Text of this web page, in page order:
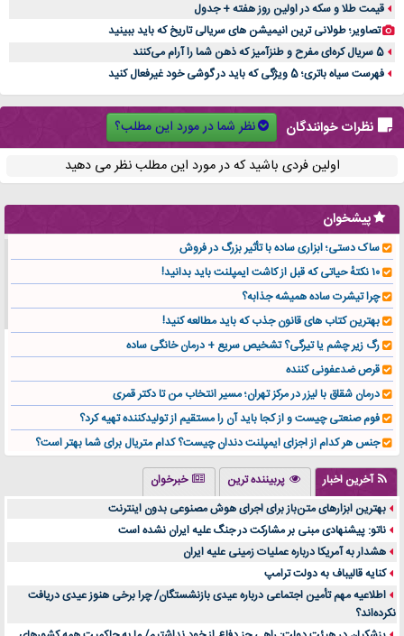
قیمت طلا و سکه در اولین روز هفته + جدول
تصاویر؛ طولانی ترین انیمیشن های سریالی تاریخ که باید ببینید
5 سریال کره‌ای مفرح و طنزآمیز که ذهن شما را آرام می‌کنند
فهرست سیاه باتری؛ 5 ویژگی که باید در گوشی خود غیرفعال کنید
نظرات خوانندگان
نظر شما در مورد این مطلب؟
اولین فردی باشید که در مورد این مطلب نظر می دهید
پیشخوان
ساک دستی؛ ابزاری ساده با تأثیر بزرگ در فروش
۱۰ نکتهٔ حیاتی که قبل از کاشت ایمپلنت باید بدانید!
چرا تیشرت ساده همیشه جذابه؟
بهترین کتاب های قانون جذب که باید مطالعه کنید!
رگ زیر چشم یا تیرگی؟ تشخیص سریع + درمان خانگی ساده
قرص ضدعفونی کننده
درمان شقاق با لیزر در مرکز تهران؛ مسیر انتخاب من تا دکتر قمری
فوم صنعتی چیست و از کجا باید آن را مستقیم از تولیدکننده تهیه کرد؟
جنس هر کدام از اجزای ایمپلنت دندان چیست؟ کدام متریال برای شما بهتر است؟
تولید لیوان کاغذی یک کسب‌ و کار پر سود و رو‌ به‌ رشد در بازار ایران
درد زانو بعد از تمرین با تردمیل؟ شاید مشکل از این انتخاب باشد
آینده موسیقی هم‌اکنون در اینجاست
بهترین راه تبلیغات کلینیک زیبایی و افزایش مشتری کدام است؟
مقایسه قالب آسترا با وودمارت و فلت‌سام (فارسی)
خرید سمعک کارکرده یا دست دوم | نکات مهم قبل از تصمیم‌گیری
خرید و فروش قطعات سرور دست دوم در ماهان شبکه ایرانیان
آخرین اخبار پربیننده ترین
خبرخوان
بهترین ابزارهای متن‌باز برای اجرای هوش مصنوعی بدون اینترنت
ناتو: پیشنهادی مبنی بر مشارکت در جنگ علیه ایران نشده است
هشدار به آمریکا درباره عملیات زمینی علیه ایران
کنایه قالیباف به دولت ترامپ
اطلاعیه مهم تأمین اجتماعی درباره عیدی بازنشستگان/ چرا برخی هنوز عیدی دریافت
نکرده‌اند؟